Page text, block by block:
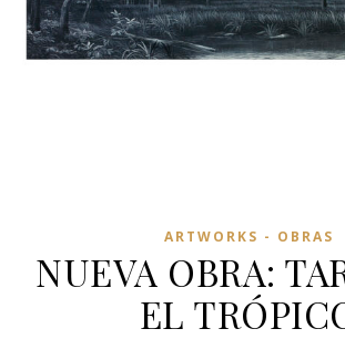
ARTWORKS - OBRAS
NUEVA OBRA:
EL